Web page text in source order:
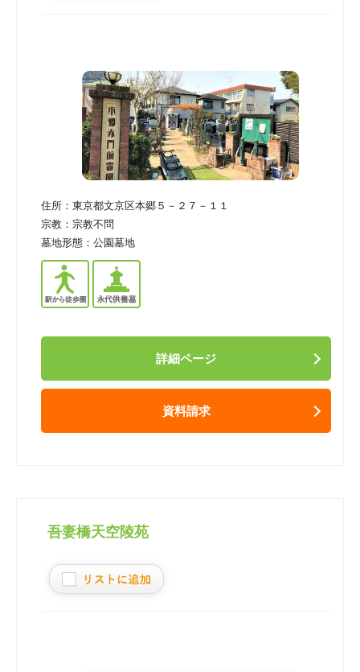
住所： 東京都文京区本郷５－２７－１１
宗教： 宗教不問
墓地形態： 公園墓地
詳細ページ
資料請求
吾妻橋天空陵苑